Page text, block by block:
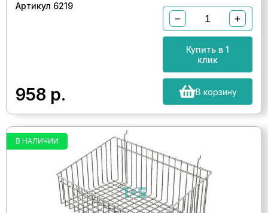
Артикул 6219
958 р.
− +
Купить в 1
клик
В корзину
В НАЛИЧИИ